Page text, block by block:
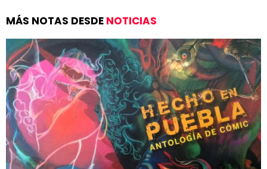
MÁS NOTAS DESDE NOTICIAS